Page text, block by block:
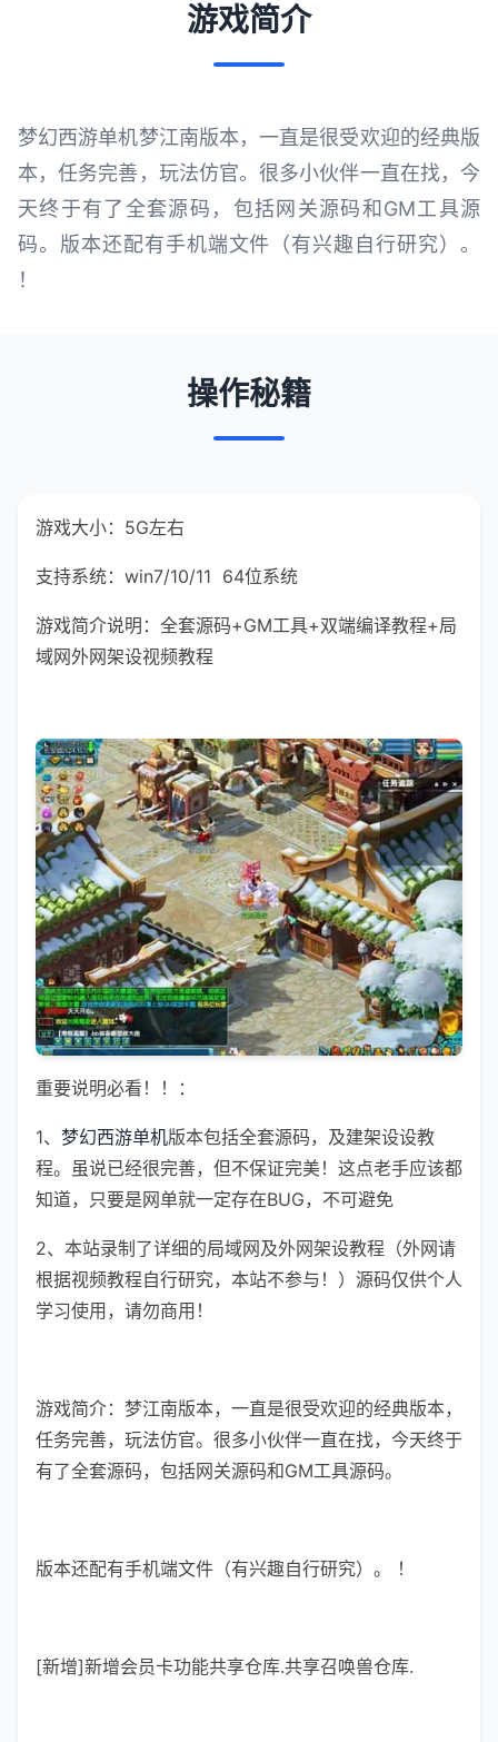
游戏简介
梦幻西游单机梦江南版本，一直是很受欢迎的经典版
本，任务完善，玩法仿官。很多小伙伴一直在找，今
天终于有了全套源码，包括网关源码和GM工具源
码。版本还配有手机端文件（有兴趣自行研究）。
！
操作秘籍
游戏大小：5G左右
支持系统：win7/10/11 64位系统
游戏简介说明：全套源码+GM工具+双端编译教程+局
域网外网架设视频教程
重要说明必看！！：
1、 梦幻西游单机版本包括全套源码，及建架设设教
程。虽说已经很完善，但不保证完美！这点老手应该都
知道，只要是网单就一定存在BUG，不可避免
2、本站录制了详细的局域网及外网架设教程（外网请
根据视频教程自行研究，本站不参与！）源码仅供个人
学习使用，请勿商用！
游戏简介：梦江南版本，一直是很受欢迎的经典版本，
任务完善，玩法仿官。很多小伙伴一直在找，今天终于
有了全套源码，包括网关源码和GM工具源码。
版本还配有手机端文件（有兴趣自行研究）。 ！
[新增]新增会员卡功能共享仓库.共享召唤兽仓库.